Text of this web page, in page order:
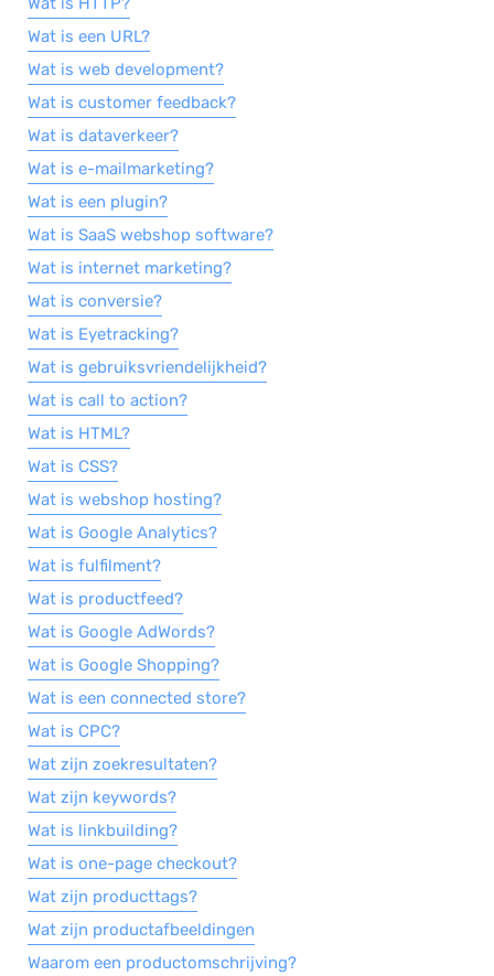
Wat is een URL?
Wat is web development?
Wat is customer feedback?
Wat is dataverkeer?
Wat is e-mailmarketing?
Wat is een plugin?
Wat is SaaS webshop software?
Wat is internet marketing?
Wat is conversie?
Wat is Eyetracking?
Wat is gebruiksvriendelijkheid?
Wat is call to action?
Wat is HTML?
Wat is CSS?
Wat is webshop hosting?
Wat is Google Analytics?
Wat is fulfilment?
Wat is productfeed?
Wat is Google AdWords?
Wat is Google Shopping?
Wat is een connected store?
Wat is CPC?
Wat zijn zoekresultaten?
Wat zijn keywords?
Wat is linkbuilding?
Wat is one-page checkout?
Wat zijn producttags?
Wat zijn productafbeeldingen
Waarom een productomschrijving?